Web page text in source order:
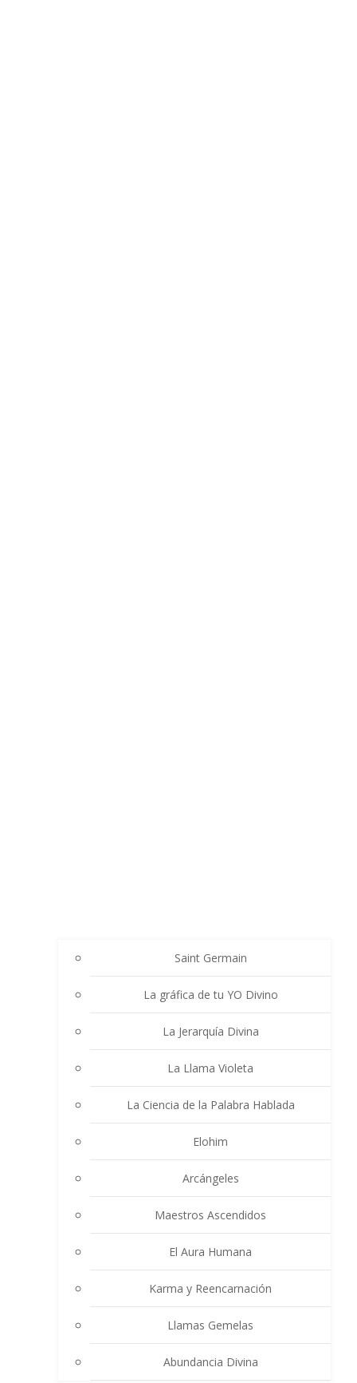
Saint Germain
La gráfica de tu YO Divino
La Jerarquía Divina
La Llama Violeta
La Ciencia de la Palabra Hablada
Elohim
Arcángeles
Maestros Ascendidos
El Aura Humana
Karma y Reencarnación
Llamas Gemelas
Abundancia Divina